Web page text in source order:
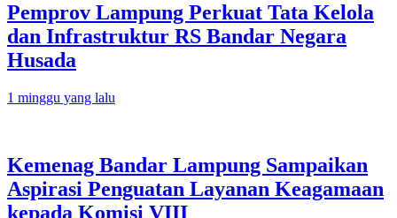
Pemprov Lampung Perkuat Tata Kelola
dan Infrastruktur RS Bandar Negara
Husada
1 minggu yang lalu
Kemenag Bandar Lampung Sampaikan
Aspirasi Penguatan Layanan Keagamaan
kepada Komisi VIII